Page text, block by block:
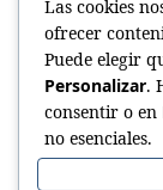
Las cookies
ofrecer
Puede elegir
Personalizar.
consentir o en
no esenciales.